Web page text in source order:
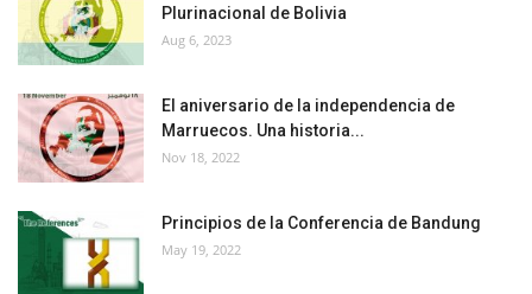
Plurinacional de Bolivia
Aug 6, 2023
El aniversario de la independencia de
Marruecos. Una historia...
Nov 18, 2022
Principios de la Conferencia de Bandung
May 19, 2022